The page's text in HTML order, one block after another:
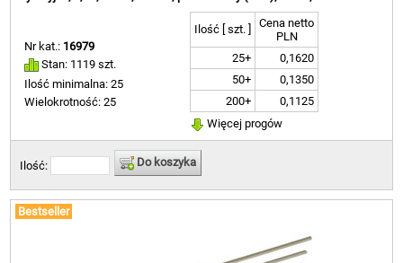
Nr kat.: 16979
Stan: 1119 szt.
Ilość minimalna: 25
Wielokrotność: 25
Ilość [ szt. ]
Cena netto
PLN
25+
0,1620
50+
0,1350
200+
0,1125
Więcej progów
Ilość: Do koszyka
Bestseller